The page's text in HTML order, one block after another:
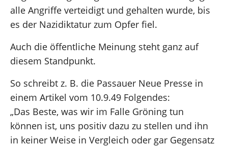
alle Angriffe verteidigt und gehalten wurde, bis
es der Nazidiktatur zum Opfer fiel.
Auch die öffentliche Meinung steht ganz auf
diesem Standpunkt.
So schreibt z. B. die Passauer Neue Presse in
einem Artikel vom 10.9.49 Folgendes:
„Das Beste, was wir im Falle Gröning tun
können ist, uns positiv dazu zu stellen und ihn
in keiner Weise in Vergleich oder gar Gegensatz